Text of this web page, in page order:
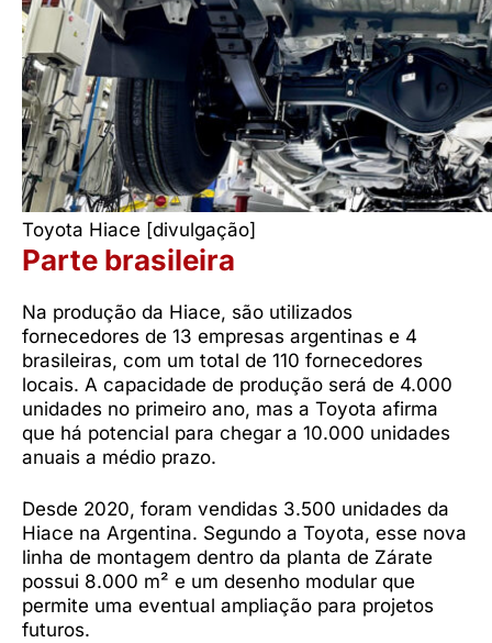
Toyota Hiace [divulgação]
Parte brasileira
Na produção da Hiace, são utilizados
fornecedores de 13 empresas argentinas e 4
brasileiras, com um total de 110 fornecedores
locais. A capacidade de produção será de 4.000
unidades no primeiro ano, mas a Toyota afirma
que há potencial para chegar a 10.000 unidades
anuais a médio prazo.
Desde 2020, foram vendidas 3.500 unidades da
Hiace na Argentina. Segundo a Toyota, esse nova
linha de montagem dentro da planta de Zárate
possui 8.000 m² e um desenho modular que
permite uma eventual ampliação para projetos
futuros.